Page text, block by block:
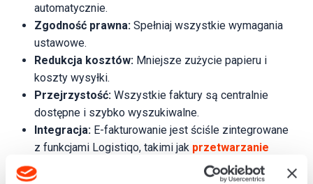
automatycznie.
Zgodność prawna:Spełniaj wszystkie wymagania
ustawowe.
Redukcja kosztów:Mniejsze zużycie papieru i
koszty wysyłki.
Przejrzystość:Wszystkie faktury są centralnie
dostępne i szybko wyszukiwalne.
Integracja:E-fakturowanie jest ściśle zintegrowane
z funkcjami Logistiqo, takimi jak przetwarzanie
zleceń
zarządzanie magazynem.